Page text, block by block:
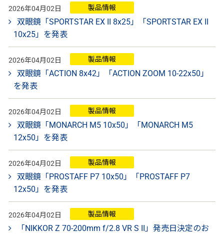
2026年04月02日 製品情報
双眼鏡「SPORTSTAR EX II 8x25」「SPORTSTAR EX II
10x25」を発表
2026年04月02日 製品情報
双眼鏡「ACTION 8x42」「ACTION ZOOM 10-22x50」
を発表
2026年04月02日 製品情報
双眼鏡「MONARCH M5 10x50」「MONARCH M5
12x50」を発表
2026年04月02日 製品情報
双眼鏡「PROSTAFF P7 10x50」「PROSTAFF P7
12x50」を発表
2026年04月02日 製品情報
「NIKKOR Z 70-200mm f/2.8 VR S II」発売日決定のお